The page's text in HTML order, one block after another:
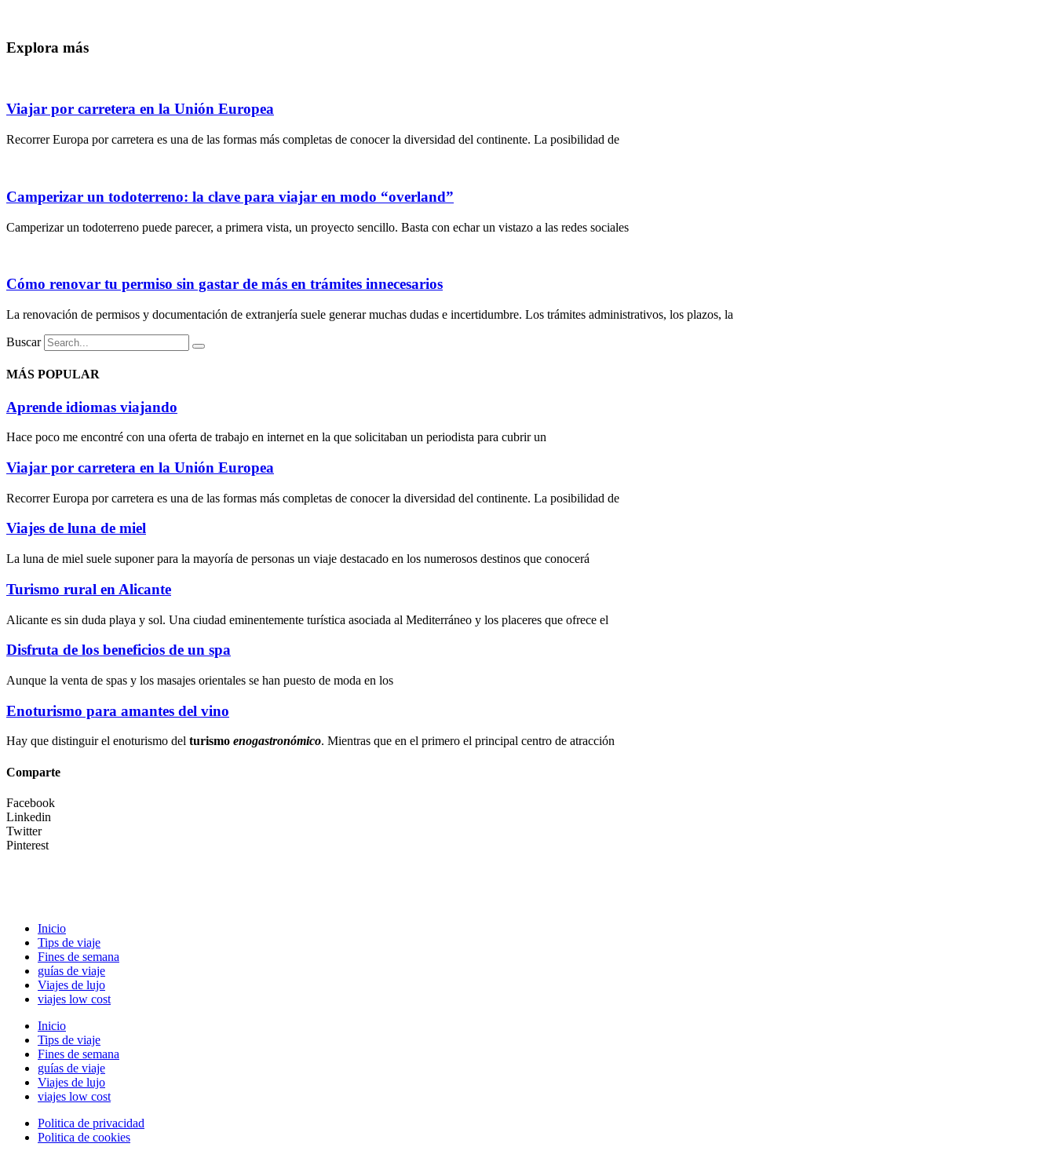
Explora más
Viajar por carretera en la Unión Europea
Recorrer Europa por carretera es una de las formas más completas de conocer la diversidad del continente. La posibilidad de
Camperizar un todoterreno: la clave para viajar en modo “overland”
Camperizar un todoterreno puede parecer, a primera vista, un proyecto sencillo. Basta con echar un vistazo a las redes sociales
Cómo renovar tu permiso sin gastar de más en trámites innecesarios
La renovación de permisos y documentación de extranjería suele generar muchas dudas e incertidumbre. Los trámites administrativos, los plazos, la
Buscar
MÁS POPULAR
Aprende idiomas viajando
Hace poco me encontré con una oferta de trabajo en internet en la que solicitaban un periodista para cubrir un
Viajar por carretera en la Unión Europea
Recorrer Europa por carretera es una de las formas más completas de conocer la diversidad del continente. La posibilidad de
Viajes de luna de miel
La luna de miel suele suponer para la mayoría de personas un viaje destacado en los numerosos destinos que conocerá
Turismo rural en Alicante
Alicante es sin duda playa y sol. Una ciudad eminentemente turística asociada al Mediterráneo y los placeres que ofrece el
Disfruta de los beneficios de un spa
Aunque la venta de spas y los masajes orientales se han puesto de moda en los
Enoturismo para amantes del vino
Hay que distinguir el enoturismo del turismo enogastronómico. Mientras que en el primero el principal centro de atracción
Comparte
Facebook
Linkedin
Twitter
Pinterest
Inicio
Tips de viaje
Fines de semana
guías de viaje
Viajes de lujo
viajes low cost
Inicio
Tips de viaje
Fines de semana
guías de viaje
Viajes de lujo
viajes low cost
Politica de privacidad
Politica de cookies